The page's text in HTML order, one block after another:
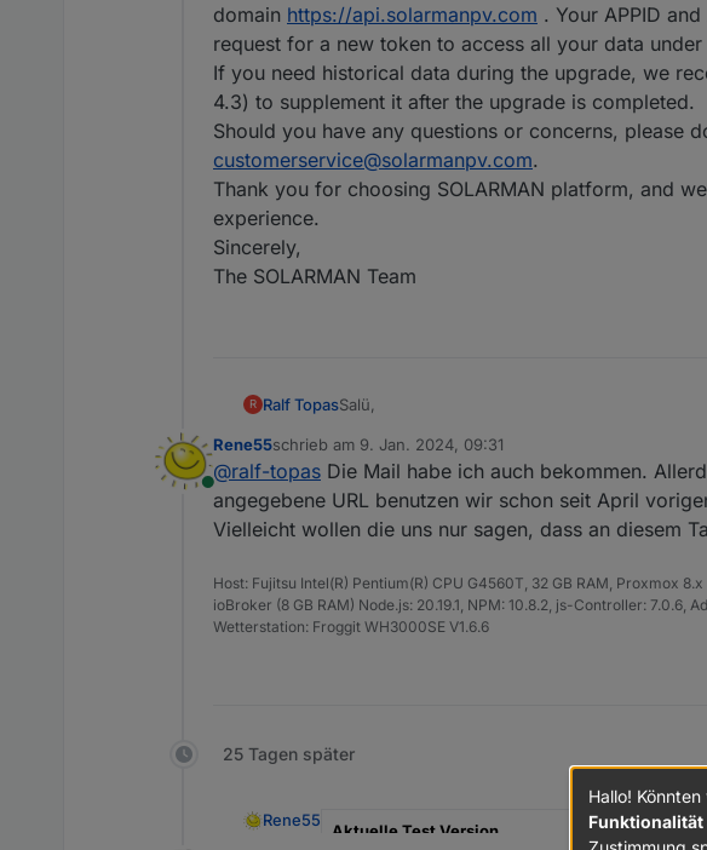
domain https://api.solarmanpv.com . Your APPID
request for a new token to access all your data under
If you need historical data during the upgrade, we
4.3) to supplement it after the upgrade is completed.
Should you have any questions or concerns, please
customerservice@solarmanpv.com.
Thank you for choosing SOLARMAN platform, and
experience.
Sincerely,
The SOLARMAN Team
R Ralf TopasSalü,
folgende Email habe ich von Solarman
Dear valued user,
01-15 17:00 (UTC+8). During the upgrade,
After the upgrade, please use the new
https://api.solarmanpv.com
Sincerely,
Online
Rene55schrieb am 9. Jan. 2024, 09:31
zuletzt editiert von
@ralf-topas Die Mail habe ich auch bekommen.
angegebene URL benutzen wir schon seit April
Vielleicht wollen die uns nur sagen, dass an diesem
Host: Fujitsu Intel(R) Pentium(R) CPU G4560T, 32 GB RAM, Proxmox
ioBroker (8 GB RAM) Node.js: 20.19.1, NPM: 10.8.2, js-Controller: 7.0.6,
Wetterstation: Froggit WH3000SE V1.6.6
25 Tagen später
Rene55
Aktuelle Test Version 0.5.1
Hallo!
Funktionalität